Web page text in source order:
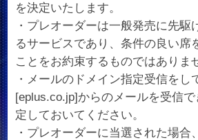
を決定いたします。
・プレオーダーは一般発売に先駆
るサービスであり、条件の良い席
ことをお約束するものではありま
・メールのドメイン指定受信をし
[eplus.co.jp]からのメールを受信
定しておいてください。
・プレオーダーに当選された場合